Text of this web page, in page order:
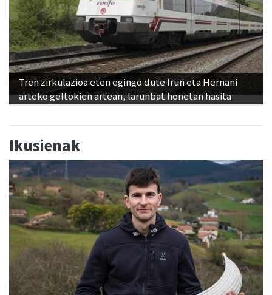
Tren zirkulazioa eten egingo dute Irun eta Hernani
arteko geltokien artean, larunbat honetan hasita
Ikusienak